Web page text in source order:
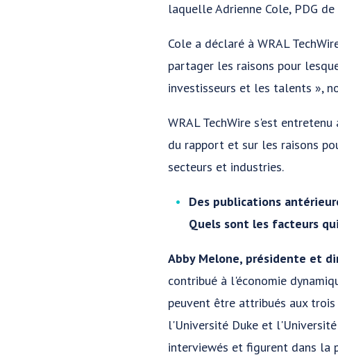
laquelle Adrienne Cole, PDG
Cole a déclaré à WRAL
partager les raisons pour
investisseurs et les talents »,
WRAL TechWire s'est
du rapport et sur les raisons
secteurs et industries.
Des publications
Quels sont les facteurs
Abby Melone, présidente et
contribué à l'économie
peuvent être attribués aux
l'Université Duke et
interviewés et figurent dans la